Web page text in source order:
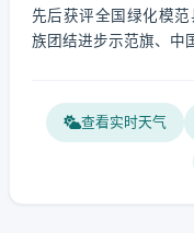
先后获评全国绿化模
族团结进步示范旗、中
查看实时天气